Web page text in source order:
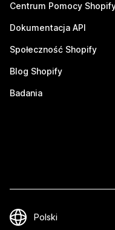
Centrum Pomocy
Dokumentacja API
Społeczność Shopify
Blog Shopify
Badania